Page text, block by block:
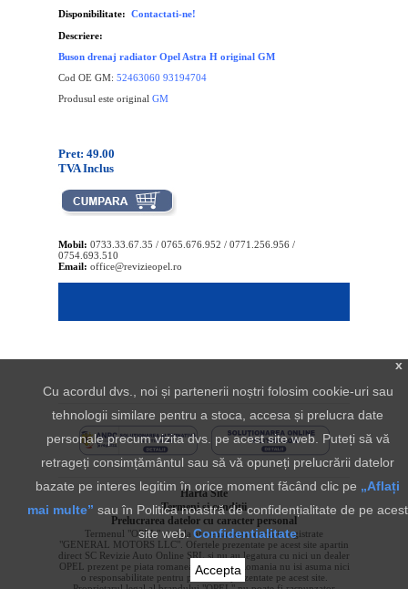
Disponibilitate: Contactati-ne!
Descriere:
Buson drenaj radiator Opel Astra H original GM
Cod OE GM: 52463060 93194704
Produsul este original GM
Pret: 49.00
TVA Inclus
Mobil: 0733.33.67.35 / 0765.676.952 / 0771.256.956 /
0754.693.510
Email: office@revizieopel.ro
Harta Site
Termeni si conditii
Prelucrarea datelor cu caracter personal
Termenul "OPEL" si sigla aferenta sunt marci inregistrate
"GENERAL MOTORS LLC". Ofertele prezentate pe acest site apartin
direct SC Revizie Auto Online SRL si nu au legatura cu nici un dealer
OPEL prezent pe piata romaneasca. OPEL Romania nu isi asuma nici
o responsabilitate pentru produsele prezentate pe acest site.
x
Cu acordul dvs., noi și partenerii noștri folosim cookie-uri sau
tehnologii similare pentru a stoca, accesa și prelucra date
personale precum vizita dvs. pe acest site web. Puteți să vă
retrageți consimțământul sau să vă opuneți prelucrării datelor
bazate pe interes legitim în orice moment făcând clic pe „Aflați
mai multe” sau în Politica noastră de confidențialitate de pe acest
site web.Confidentialitate
Accepta